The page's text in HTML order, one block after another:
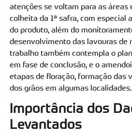
atenções se voltam para as áreas
colheita da 1ª safra, com especial
do produto, além do
desenvolvimento das lavouras de
trabalho também contempla o
em fase de conclusão, e o
etapas de floração, formação das
dos grãos em algumas localidades.
Importância dos
Levantados